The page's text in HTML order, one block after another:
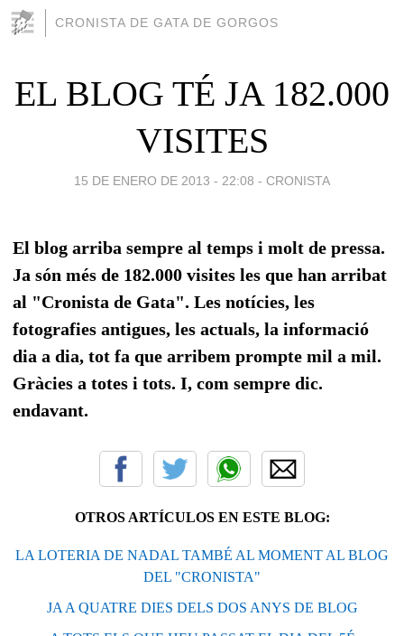
CRONISTA DE GATA DE GORGOS
EL BLOG TÉ JA 182.000
VISITES
15 DE ENERO DE 2013 - 22:08 - CRONISTA
El blog arriba sempre al temps i molt de pressa.
Ja són més de 182.000 visites les que han arribat
al "Cronista de Gata". Les notícies, les
fotografies antigues, les actuals, la informació
dia a dia, tot fa que arribem prompte mil a mil.
Gràcies a totes i tots. I, com sempre dic.
endavant.
OTROS ARTÍCULOS EN ESTE BLOG:
LA LOTERIA DE NADAL TAMBÉ AL MOMENT AL BLOG
DEL "CRONISTA"
JA A QUATRE DIES DELS DOS ANYS DE BLOG